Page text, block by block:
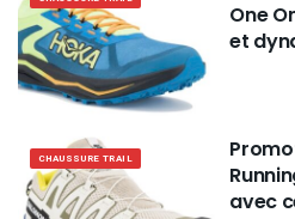
One
et
CHAUSSURE TRAIL
avec